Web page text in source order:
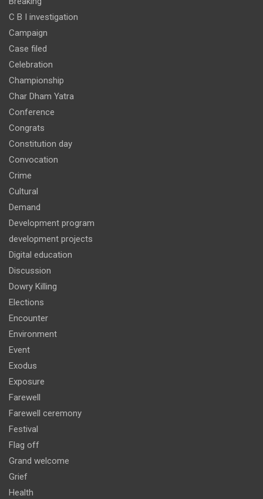
C B I investigation
Campaign
Case filed
Celebration
Championship
Char Dham Yatra
Conference
Congrats
Constitution day
Convocation
Crime
Cultural
Demand
Development program
development projects
Digital education
Discussion
Dowry Killing
Elections
Encounter
Environment
Event
Exodus
Exposure
Farewell
Farewell ceremony
Festival
Flag off
Grand welcome
Grief
Health